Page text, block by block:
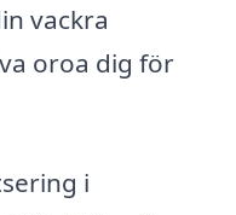
vackra
oroa dig för
i